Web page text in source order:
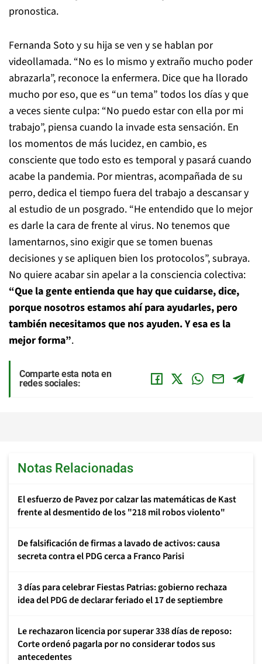
pronostica.
Fernanda Soto y su hija se ven y se hablan por
videollamada. “No es lo mismo y extraño mucho poder
abrazarla”, reconoce la enfermera. Dice que ha llorado
mucho por eso, que es “un tema” todos los días y que
a veces siente culpa: “No puedo estar con ella por mi
trabajo”, piensa cuando la invade esta sensación. En
los momentos de más lucidez, en cambio, es
consciente que todo esto es temporal y pasará cuando
acabe la pandemia. Por mientras, acompañada de su
perro, dedica el tiempo fuera del trabajo a descansar y
al estudio de un posgrado. “He entendido que lo mejor
es darle la cara de frente al virus. No tenemos que
lamentarnos, sino exigir que se tomen buenas
decisiones y se apliquen bien los protocolos”, subraya.
No quiere acabar sin apelar a la consciencia colectiva:
“Que la gente entienda que hay que cuidarse, dice,
porque nosotros estamos ahí para ayudarles, pero
también necesitamos que nos ayuden. Y esa es la
mejor forma”.
Comparte esta nota en
redes sociales:
Notas Relacionadas
El esfuerzo de Pavez por calzar las matemáticas de Kast
frente al desmentido de los "218 mil robos violento"
De falsificación de firmas a lavado de activos: causa
secreta contra el PDG cerca a Franco Parisi
3 días para celebrar Fiestas Patrias: gobierno rechaza
idea del PDG de declarar feriado el 17 de septiembre
Le rechazaron licencia por superar 338 días de reposo:
Corte ordenó pagarla por no considerar todos sus
antecedentes